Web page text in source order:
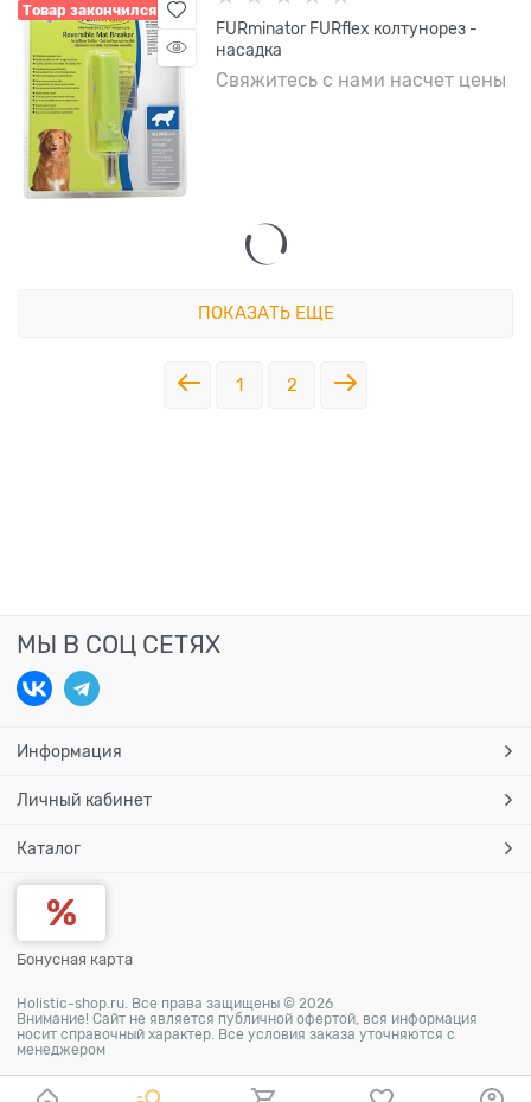
Товар закончился
FURminator FURflex колтунорез -
насадка
Свяжитесь с нами насчет цены
ПОКАЗАТЬ ЕЩЕ
1 2
МЫ В СОЦ СЕТЯХ
Информация
Личный кабинет
Каталог
Бонусная карта
Holistic-shop.ru. Все права защищены © 2026
Внимание! Сайт не является публичной офертой, вся информация
носит справочный характер. Все условия заказа уточняются с
менеджером